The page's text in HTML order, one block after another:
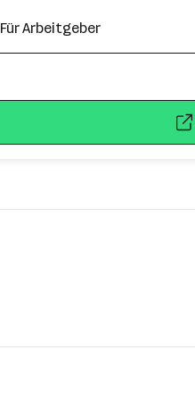
Für Arbeitgeber